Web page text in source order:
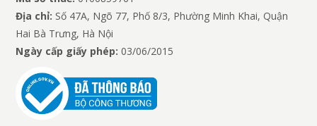
Địa chỉ: Số 47A, Ngõ 77, Phố 8/3, Phường Minh Khai, Quận
Hai Bà Trưng, Hà Nội
Ngày cấp giấy phép: 03/06/2015